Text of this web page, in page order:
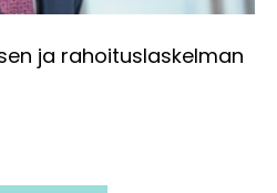
ja rahoituslaskelman